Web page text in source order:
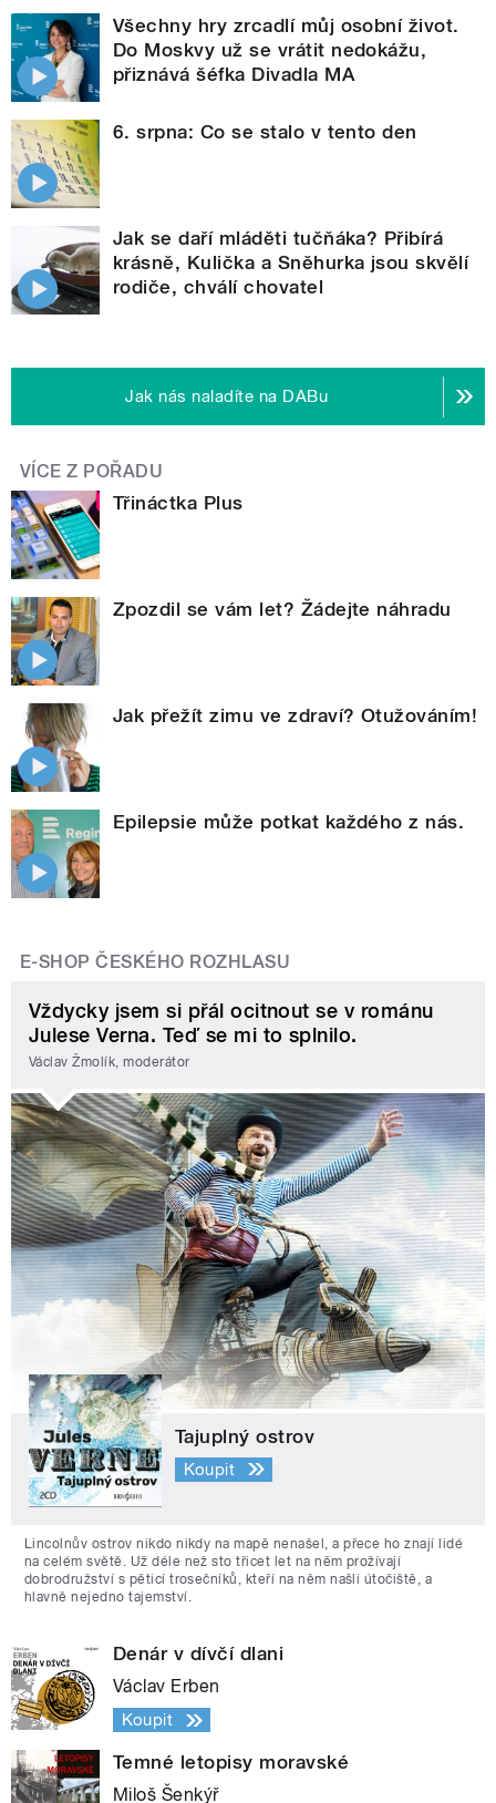
Všechny hry zrcadlí můj osobní život.
Do Moskvy už se vrátit nedokážu,
přiznává šéfka Divadla MA
6. srpna: Co se stalo v tento den
Jak se daří mláděti tučňáka? Přibírá
krásně, Kulička a Sněhurka jsou skvělí
rodiče, chválí chovatel
Jak nás naladíte na DABu
VÍCE Z POŘADU
Třináctka Plus
Zpozdil se vám let? Žádejte náhradu
Jak přežít zimu ve zdraví? Otužováním!
Epilepsie může potkat každého z nás.
E-SHOP ČESKÉHO ROZHLASU
Vždycky jsem si přál ocitnout se v románu
Julese Verna. Teď se mi to splnilo.
Václav Žmolík, moderátor
Tajuplný ostrov
Koupit
Lincolnův ostrov nikdo nikdy na mapě nenašel, a přece ho znají lidé
na celém světě. Už déle než sto třicet let na něm prožívají
dobrodružství s pěticí trosečníků, kteří na něm našli útočiště, a
hlavně nejedno tajemství.
Denár v dívčí dlani
Václav Erben
Koupit
Temné letopisy moravské
Miloš Šenkýř